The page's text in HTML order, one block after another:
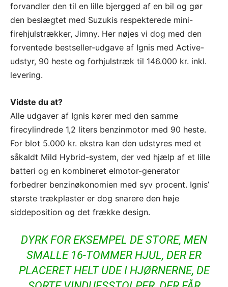
forvandler den til en lille bjergged af en bil og gør
den beslægtet med Suzukis respekterede mini-
firehjulstrækker, Jimny. Her nøjes vi dog med den
forventede bestseller-udgave af Ignis med Active-
udstyr, 90 heste og forhjulstræk til 146.000 kr. inkl.
levering.
Vidste du at?
Alle udgaver af Ignis kører med den samme
firecylindrede 1,2 liters benzinmotor med 90 heste.
For blot 5.000 kr. ekstra kan den udstyres med et
såkaldt Mild Hybrid-system, der ved hjælp af et lille
batteri og en kombineret elmotor-generator
forbedrer benzinøkonomien med syv procent. Ignis’
største trækplaster er dog snarere den høje
siddeposition og det frække design.
DYRK FOR EKSEMPEL DE STORE, MEN
SMALLE 16-TOMMER HJUL, DER ER
PLACERET HELT UDE I HJØRNERNE, DE